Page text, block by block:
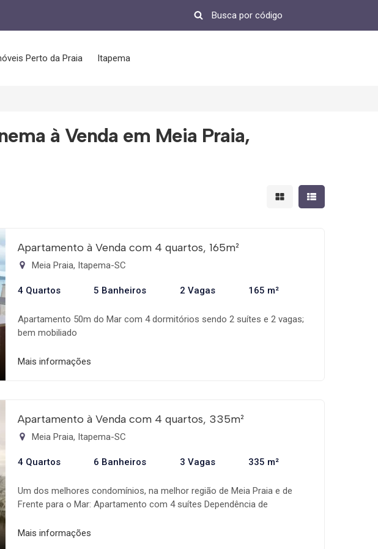
Perto da Praia Itapema
à Venda em Meia Praia,
Mostrar resultados em
Mostrar
Apartamento à Venda com 4 quartos, 165m²
Meia Praia, Itapema-SC
4 Quartos 5 Banheiros 2 Vagas 165 m²
Apartamento 50m do Mar com 4 dormitórios sendo 2 suítes e 2 vagas;
bem mobiliado
Mais informações
Apartamento à Venda com 4 quartos, 335m²
Meia Praia, Itapema-SC
4 Quartos 6 Banheiros 3 Vagas 335 m²
Um dos melhores condomínios, na melhor região de Meia Praia e de
Frente para o Mar: Apartamento com 4 suítes Dependência de
de garagem; Luxo, satisfação, vista para a mais bela obra da natureza: O
Mais informações